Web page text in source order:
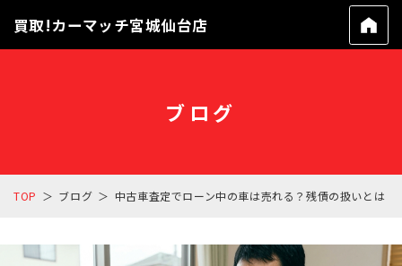
買取!カーマッチ宮城仙台店
ブログ
TOP ブログ 中古車査定でローン中の車は売れる？残債の扱いとは